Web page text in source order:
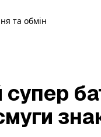
та обмін